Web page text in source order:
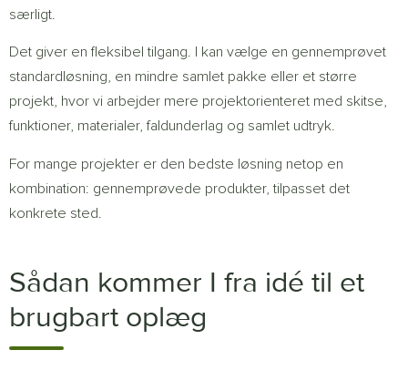
særligt.
Det giver en fleksibel tilgang. I kan vælge en gennemprøvet
standardløsning, en mindre samlet pakke eller et større
projekt, hvor vi arbejder mere projektorienteret med skitse,
funktioner, materialer, faldunderlag og samlet udtryk.
For mange projekter er den bedste løsning netop en
kombination: gennemprøvede produkter, tilpasset det
konkrete sted.
Sådan kommer I fra idé til et
brugbart oplæg